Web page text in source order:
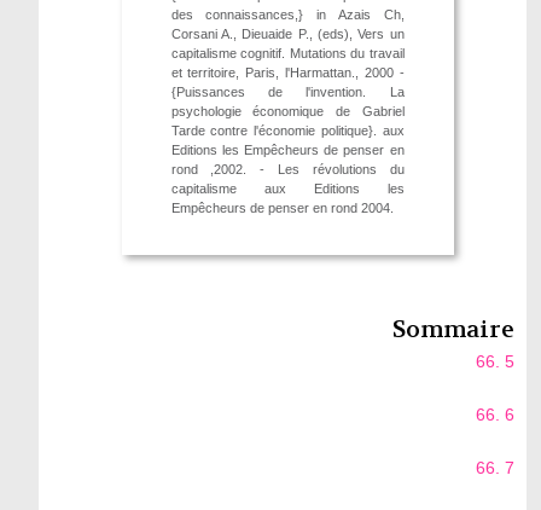
des connaissances,} in Azais Ch,
Corsani A., Dieuaide P., (eds), Vers un
capitalisme cognitif. Mutations du travail
et territoire, Paris, l'Harmattan., 2000 -
{Puissances de l'invention. La
psychologie économique de Gabriel
Tarde contre l'économie politique}. aux
Editions les Empêcheurs de penser en
rond ,2002. - Les révolutions du
capitalisme aux Editions les
Empêcheurs de penser en rond 2004.
Sommaire
66. 5
66. 6
66. 7